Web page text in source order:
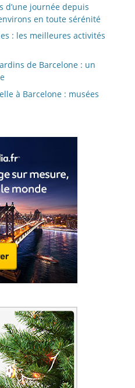
d’une journée depuis
en toute sérénité
: les meilleures activités
de Barcelone : un
à Barcelone : musées